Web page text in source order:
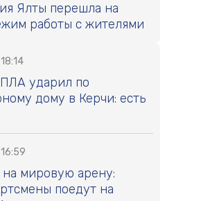
Ялты перешла на
работы с жителями
ударил по
дому в Керчи: есть
мировую арену:
поедут на